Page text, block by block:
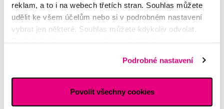
reklam, a to i na webech třetích stran. Souhlas můžete
udělit ke všem účelům nebo si v podrobném nastavení
vybrat jen některé. Souhlas můžete kdykoliv odvolat.
Podrobné nastavení
Povolit všechny cookies
Chronická parodontitida je vleklé infekční (bakteriální)
onemocnění závěsného aparátu zubu (parodontu), které
tvoří více než 90 % všech onemocnění tohoto typu
(parodontitid) – ostatní typy, ...
Bolest po vložkování zubu